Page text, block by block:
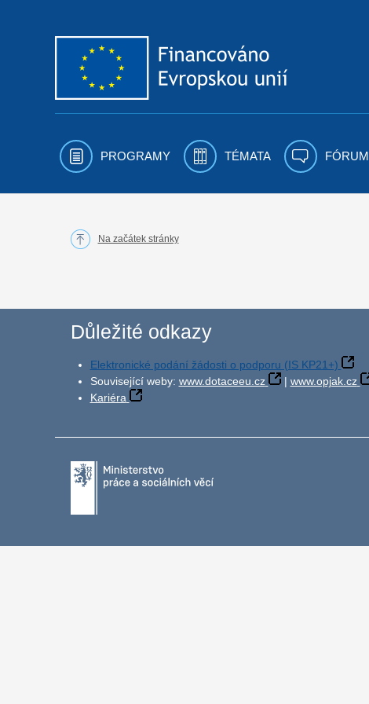
PROGRAMY TÉMATA FÓRUM
Na začátek stránky
Důležité odkazy
Elektronické podání žádosti o podporu (IS KP21+)
Související weby: www.dotaceeu.cz | www.opjak.cz
Kariéra